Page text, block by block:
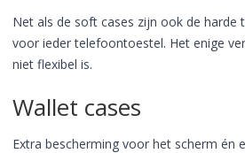
Net als de soft cases zijn ook de harde
voor ieder telefoontoestel. Het enige
niet flexibel is.
Wallet cases
Extra bescherming voor het scherm én